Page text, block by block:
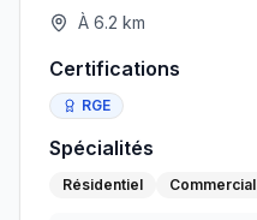
À 6.2 km
Certifications
RGE
Spécialités
Résidentiel Commercial